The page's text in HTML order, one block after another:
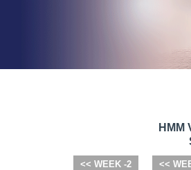
HMM
<< WEEK -2 <<